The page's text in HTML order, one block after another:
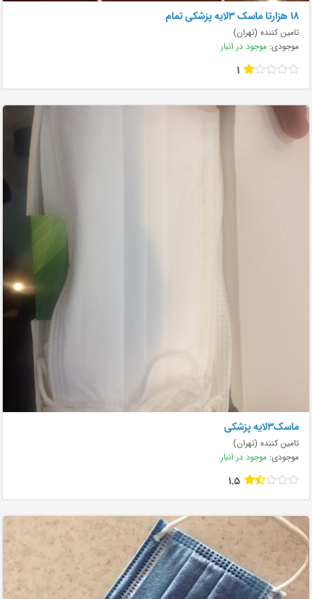
۱۸ هزارتا ماسک ۳لایه پزشکی تمام
تامین کننده (تهران)
موجودی: موجود در انبار
1
ماسک۳لایه پزشکی
تامین کننده (تهران)
موجودی: موجود در انبار
1.5